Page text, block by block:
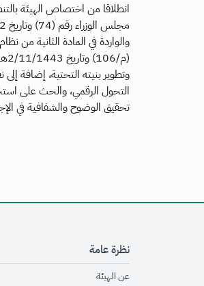
انطلاقا من اختصاص الهيئة
والواردة في المادة الثانية من
وتطوير بنيته التحتية، إضافة
التحول الرقمي، والحث على
تحقيق الوضوح والشفافية في
نظرة عامة
عن الهيئةopens in new window